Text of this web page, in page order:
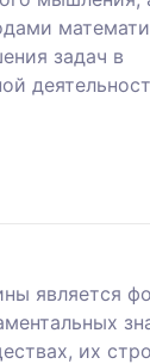
задач в
является
их